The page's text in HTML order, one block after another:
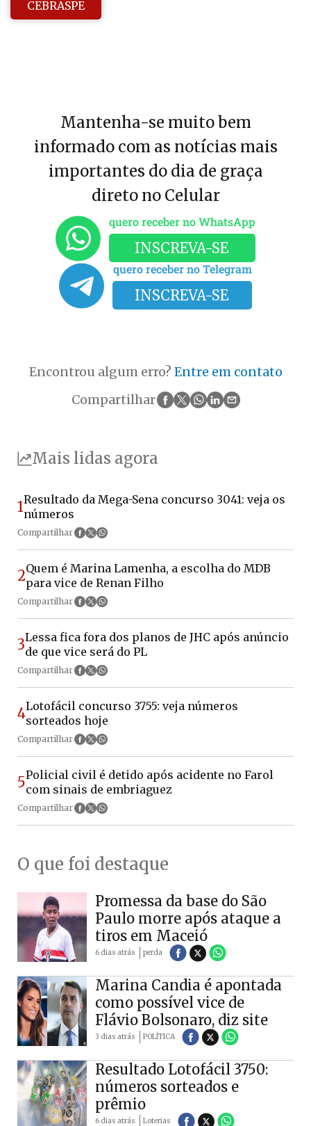
CEBRASPE
Mantenha-se muito bem
informado com as notícias mais
importantes do dia de graça
direto no Celular
quero receber no WhatsApp
INSCREVA-SE
quero receber no Telegram
INSCREVA-SE
Encontrou algum erro? Entre em contato
Compartilhar
Mais lidas agora
1Resultado da Mega-Sena concurso 3041: veja os
números
Compartilhar
2Quem é Marina Lamenha, a escolha do MDB
para vice de Renan Filho
Compartilhar
3Lessa fica fora dos planos de JHC após anúncio
de que vice será do PL
Compartilhar
4Lotofácil concurso 3755: veja números
sorteados hoje
Compartilhar
5Policial civil é detido após acidente no Farol
com sinais de embriaguez
Compartilhar
O que foi destaque
Promessa da base do São
Paulo morre após ataque a
tiros em Maceió
6 dias atrás perda
Marina Candia é apontada
como possível vice de
Flávio Bolsonaro, diz site
3 dias atrás POLÍTICA
Resultado Lotofácil 3750:
números sorteados e
prêmio
6 dias atrás Loterias